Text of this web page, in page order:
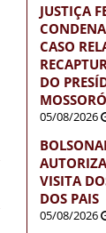
JUSTIÇA
CONDENA
CASO
DO
MOSSORÓ
05/08/2026
VISITA
DOS PAIS
05/08/2026